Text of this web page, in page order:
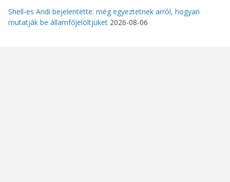
Shell-es Andi bejelentette: még egyeztetnek arról, hogyan
mutatják be államfőjelöltjüket 2026-08-06